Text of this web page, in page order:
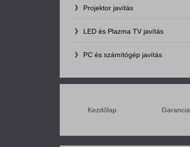
Projektor javítás
LED és Plazma TV javítás
PC és számítógép javítás
Kezdőlap Garancia